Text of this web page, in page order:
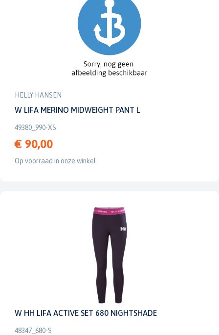
HELLY HANSEN
W LIFA MERINO MIDWEIGHT PANT L
49380_990-XS
€ 90,00
Op voorraad in onze winkel
W HH LIFA ACTIVE SET 680 NIGHTSHADE
48347_680-S